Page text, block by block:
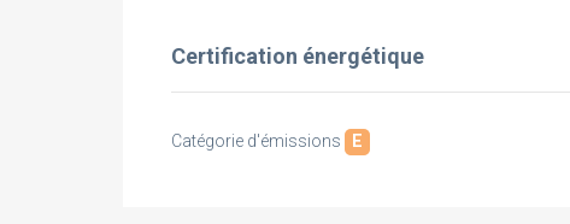
Certification énergétique
Catégorie d'émissions E